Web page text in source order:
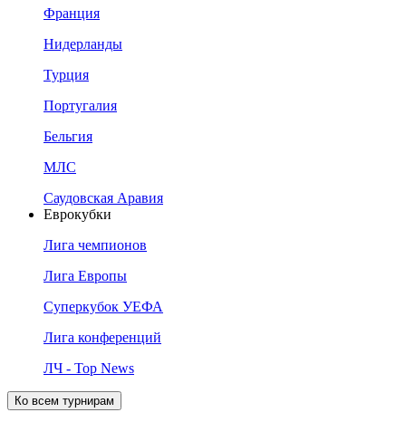
Франция
Нидерланды
Турция
Португалия
Бельгия
МЛС
Саудовская Аравия
Еврокубки
Лига чемпионов
Лига Европы
Суперкубок УЕФА
Лига конференций
ЛЧ - Top News
Ко всем турнирам